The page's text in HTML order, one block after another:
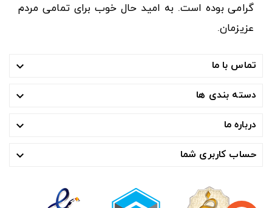
گرامی بوده است. به امید حال خوب برای تمامی مردم
عزیزمان.
تماس با ما 
دسته بندی ها 
درباره ما 
حساب کاربری شما 